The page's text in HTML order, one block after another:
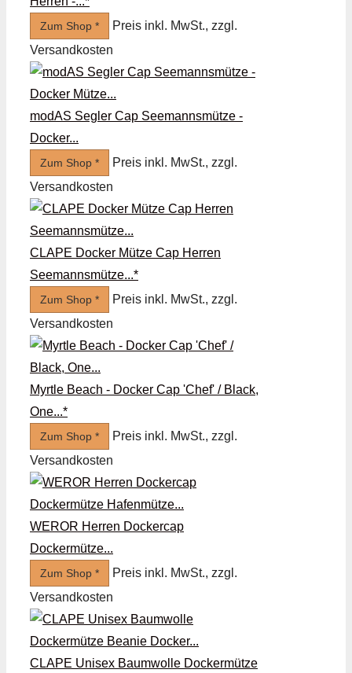
Zum Shop *
Preis inkl. MwSt., zzgl.
Versandkosten
modAS Segler Cap Seemannsmütze -
Docker...
Zum Shop *
Preis inkl. MwSt., zzgl.
Versandkosten
CLAPE Docker Mütze Cap Herren
Seemannsmütze...*
Zum Shop *
Preis inkl. MwSt., zzgl.
Versandkosten
Myrtle Beach - Docker Cap 'Chef' / Black,
One...*
Zum Shop *
Preis inkl. MwSt., zzgl.
Versandkosten
WEROR Herren Dockercap
Dockermütze...
Zum Shop *
Preis inkl. MwSt., zzgl.
Versandkosten
CLAPE Unisex Baumwolle Dockermütze